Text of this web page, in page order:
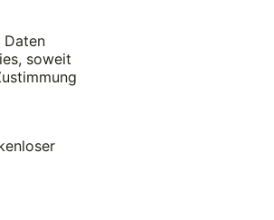
Daten
soweit